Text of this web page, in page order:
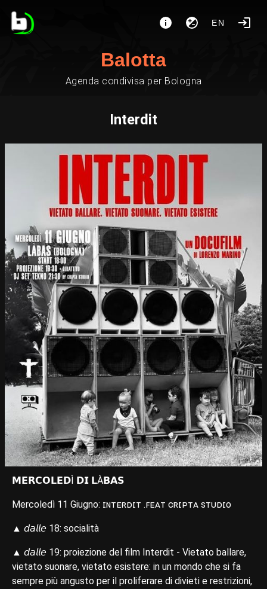
EN
Balotta
Agenda condivisa per Bologna
Interdit
𝗠𝗘𝗥𝗖𝗢𝗟𝗘𝗗Ì 𝗗𝗜 𝗟À𝗕𝗔𝗦
Mercoledì 11 Giugno: ɪɴᴛᴇʀᴅɪᴛ .ꜰᴇᴀᴛ ᴄʀɪᴘᴛᴀ ꜱᴛᴜᴅɪᴏ
▲ 𝘥𝘢𝘭𝘭𝘦 18: socialità
▲ 𝘥𝘢𝘭𝘭𝘦 19: proiezione del film Interdit - Vietato ballare,
vietato suonare, vietato esistere: in un mondo che si fa
sempre più angusto per il proliferare di divieti e restrizioni,